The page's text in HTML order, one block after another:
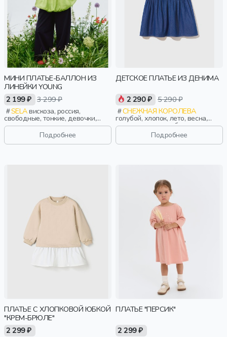
МИНИ ПЛАТЬЕ-БАЛЛОН ИЗ
ЛИНЕЙКИ YOUNG
2 199 ₽ 3 299 ₽
SELAвискоза, россия,
свободные, тонкие, девочки,
старшеклассники, дети
Подробнее
ДЕТСКОЕ ПЛАТЬЕ ИЗ ДЕНИМА
2 290 ₽ 5 290 ₽
СНЕЖНАЯ КОРОЛЕВА
голубой, хлопок, лето, весна,
россия, пуговицы, без рукавов,
застежка, карман, вышивка,
воротник, девочки, дети
Подробнее
ПЛАТЬЕ С ХЛОПКОВОЙ ЮБКОЙ
"КРЕМ-БРЮЛЕ"
2 299 ₽
ПЛАТЬЕ "ПЕРСИК"
2 299 ₽